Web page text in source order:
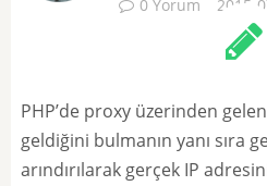
0 Yorum
2015-
PHP’de proxy üzerinden
geldiğini bulmanın yanı sıra
arındırılarak gerçek IP